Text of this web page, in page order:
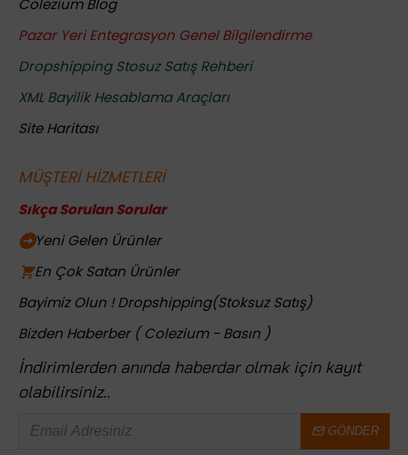
Colezium Blog
Pazar Yeri Entegrasyon Genel Bilgilendirme
Dropshipping Stosuz Satış Rehberi
XML Bayilik Hesablama Araçları
Site Haritası
MÜŞTERİ HİZMETLERİ
Sıkça Sorulan Sorular
Yeni Gelen Ürünler
En Çok Satan Ürünler
Bayimiz Olun ! Dropshipping(Stoksuz Satış)
Bizden Haberber ( Colezium - Basın )
İndirimlerden anında haberdar olmak için kayıt
olabilirsiniz..
GÖNDER